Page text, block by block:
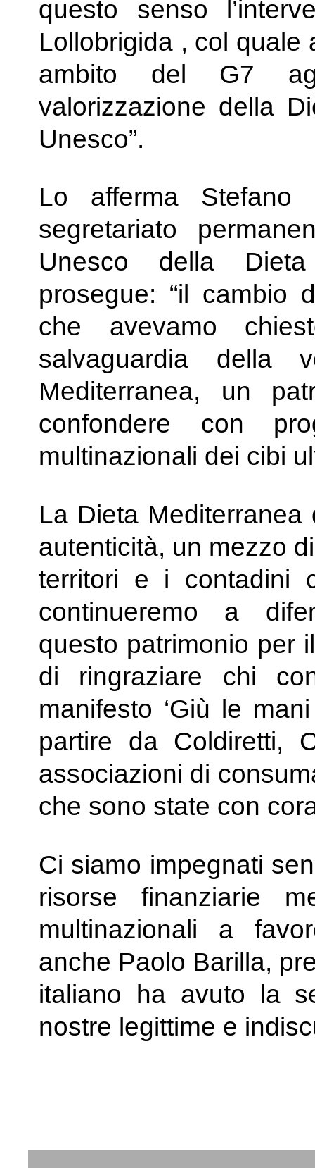
questo senso
Lollobrigida , col quale
ambito del G7
valorizzazione della
Unesco”.
Lo afferma Stefano
segretariato
Unesco della
prosegue: “il cambio
che avevamo
salvaguardia della
Mediterranea, un
confondere con
multinazionali dei cibi
La Dieta
autenticità, un mezzo
territori e i contadini
continueremo a
questo patrimonio per
di ringraziare chi
manifesto ‘Giù le
partire da Coldiretti,
associazioni di
che sono state con
Ci siamo impegnati
risorse finanziarie
multinazionali a
anche Paolo Barilla,
italiano ha avuto la
nostre legittime e